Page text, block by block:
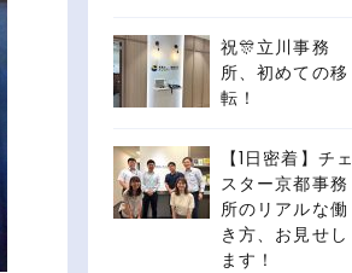
祝🎊立川事務
所、初めての移
転！
【1日密着】チェ
スター京都事務
所のリアルな働
き方、お見せし
ます！